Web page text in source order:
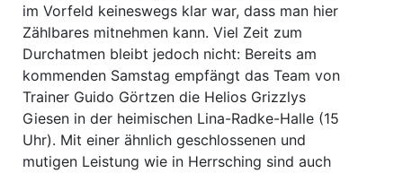
im Vorfeld keineswegs klar war, dass man hier
Zählbares mitnehmen kann. Viel Zeit zum
Durchatmen bleibt jedoch nicht: Bereits am
kommenden Samstag empfängt das Team von
Trainer Guido Görtzen die Helios Grizzlys
Giesen in der heimischen Lina-Radke-Halle (15
Uhr). Mit einer ähnlich geschlossenen und
mutigen Leistung wie in Herrsching sind auch